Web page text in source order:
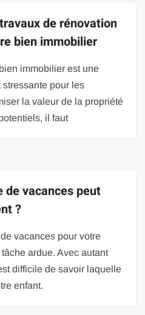
de rénovation
bien immobilier
immobilier est une
pour les
la valeur de la propriété
il faut
de vacances peut
?
vacances pour votre
ardue. Avec autant
difficile de savoir laquelle
enfant.